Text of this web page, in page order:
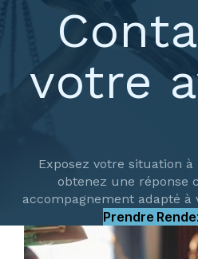
votre
Exposez votre situation à
obtenez une réponse
accompagnement adapté à
Prendre